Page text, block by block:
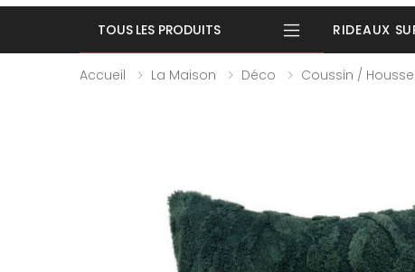
TOUS LES PRODUITS RIDEAUX
Accueil La Maison Déco Coussin /